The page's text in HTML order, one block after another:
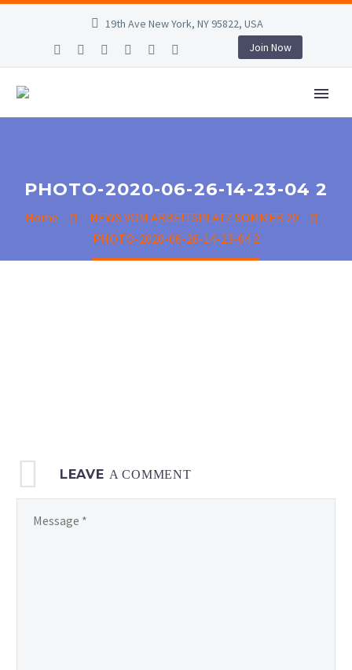
19th Ave New York, NY 95822, USA
Join Now
PHOTO-2020-06-26-14-23-04 2
Home
NEWS VOM ARBEITSPLATZ SOMMER 20
PHOTO-2020-06-26-14-23-04 2
LEAVE A COMMENT